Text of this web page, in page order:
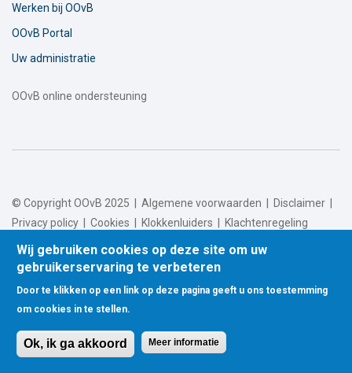
Werken bij OOvB
OOvB Portal
Uw administratie
OOvB online ondersteuning
© Copyright OOvB 2025 | Algemene voorwaarden Disclaimer
Privacy policy
Cookies Klokkenluiders Klachtenregeling
Wij gebruiken cookies op deze site om uw
gebruikerservaring te verbeteren
Door te klikken op een link op deze pagina geeft u ons toestemming
om cookies in te stellen.
Ok, ik ga akkoord Meer informatie